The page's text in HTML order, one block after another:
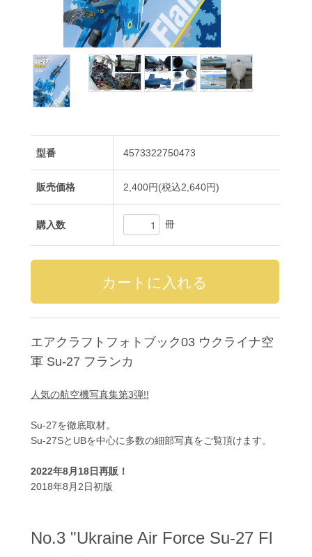
型番 4573322750473
販売価格 2,400円(税込2,640円)
購入数 冊
エアクラフトフォトブック03 ウクライナ空
軍 Su-27 フランカ
人気の航空機写真集第3弾!!
Su-27を徹底取材。
Su-27SとUBを中心に多数の細部写真をご覧頂けます。
2022年8月18日再販！
2018年8月2日初版
No.3 "Ukraine Air Force Su-27 Fl